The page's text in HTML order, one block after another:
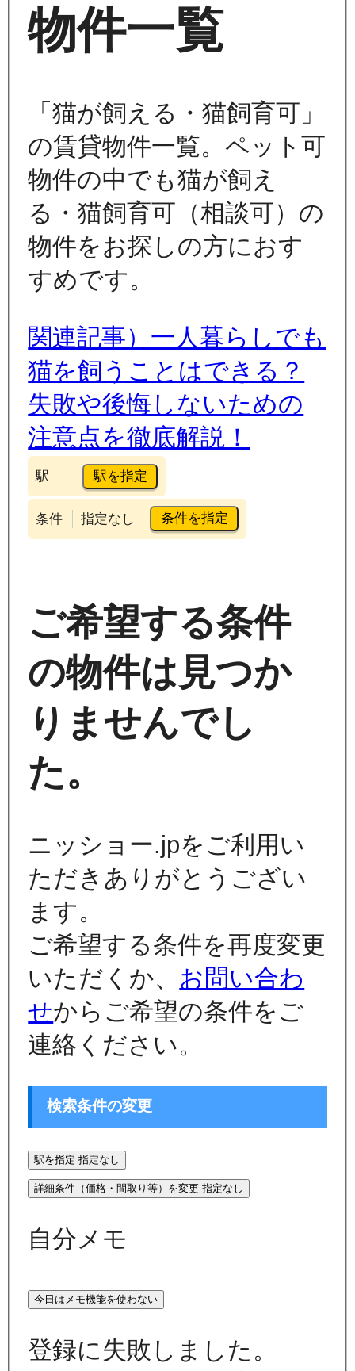
物件一覧
「猫が飼える・猫飼育可」
の賃貸物件一覧。ペット可
物件の中でも猫が飼え
る・猫飼育可（相談可）の
物件をお探しの方におす
すめです。
関連記事）一人暮らしでも
猫を飼うことはできる？
失敗や後悔しないための
注意点を徹底解説！
駅 駅を指定
条件 指定なし 条件を指定
ご希望する条件
の物件は見つか
りませんでし
た。
ニッショー.jpをご利用い
ただきありがとうござい
ます。
ご希望する条件を再度変更
いただくか、 お問い合わ
せからご希望の条件をご
連絡ください。
検索条件の変更
駅を指定 指定なし
詳細条件（価格・間取り等）を変更 指定なし
自分メモ
今日はメモ機能を使わない
登録に失敗しました。